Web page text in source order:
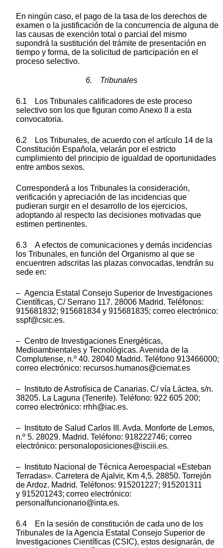
En ningún caso, el pago de la tasa de los derechos de
examen o la justificación de la concurrencia de alguna de
las causas de exención total o parcial del mismo
supondrá la sustitución del trámite de presentación en
tiempo y forma, de la solicitud de participación en el
proceso selectivo.
6. Tribunales
6.1 Los Tribunales calificadores de este proceso
selectivo son los que figuran como Anexo II a esta
convocatoria.
6.2 Los Tribunales, de acuerdo con el artículo 14 de la
Constitución Española, velarán por el estricto
cumplimiento del principio de igualdad de oportunidades
entre ambos sexos.
Corresponderá a los Tribunales la consideración,
verificación y apreciación de las incidencias que
pudieran surgir en el desarrollo de los ejercicios,
adoptando al respecto las decisiones motivadas que
estimen pertinentes.
6.3 A efectos de comunicaciones y demás incidencias
los Tribunales, en función del Organismo al que se
encuentren adscritas las plazas convocadas, tendrán su
sede en:
– Agencia Estatal Consejo Superior de Investigaciones
Científicas, C/ Serrano 117. 28006 Madrid. Teléfonos:
915681832; 915681834 y 915681835; correo electrónico:
sspf@csic.es.
– Centro de Investigaciones Energéticas,
Medioambientales y Tecnológicas. Avenida de la
Complutense, n.º 40. 28040 Madrid. Teléfono 913466000;
correo electrónico: recursos.humanos@ciemat.es
– Instituto de Astrofísica de Canarias. C/ vía Láctea, s/n.
38205. La Laguna (Tenerife). Teléfono: 922 605 200;
correo electrónico: rrhh@iac.es.
– Instituto de Salud Carlos III. Avda. Monforte de Lemos,
n.º 5. 28029. Madrid. Teléfono: 918222746; correo
electrónico: personaloposiciones@isciii.es.
– Instituto Nacional de Técnica Aeroespacial «Esteban
Terradas». Carretera de Ajalvir, Km 4,5. 28850. Torrejón
de Ardoz. Madrid. Teléfonos: 915201227; 915201311
y 915201243; correo electrónico:
personalfuncionario@inta.es.
6.4 En la sesión de constitución de cada uno de los
Tribunales de la Agencia Estatal Consejo Superior de
Investigaciones Científicas (CSIC), estos designarán, de